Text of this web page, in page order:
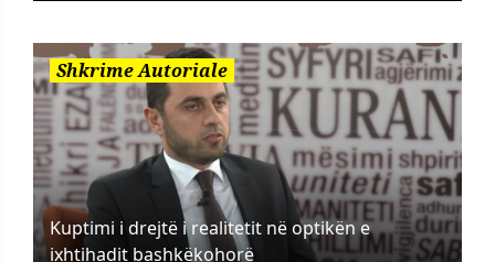
Shkrime Autoriale
Kuptimi i drejtë i realitetit në optikën e
ixhtihadit bashkëkohorë